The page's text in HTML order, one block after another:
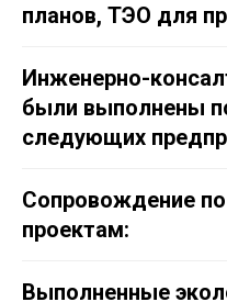
планов, ТЭО для
Инженерно-
были выполнены
следующих
Сопровождение
проектам:
Выполненные